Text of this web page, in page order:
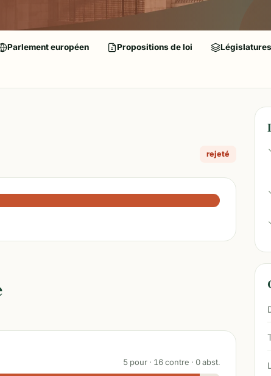
Parlement européen Propositions de loi Législatures
rejeté
5 pour · 16contre · 0abst.